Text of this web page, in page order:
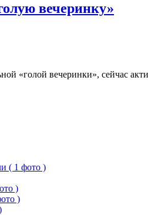
вечеринку»
«голой вечеринки», сейчас
( 1 фото )
)
)